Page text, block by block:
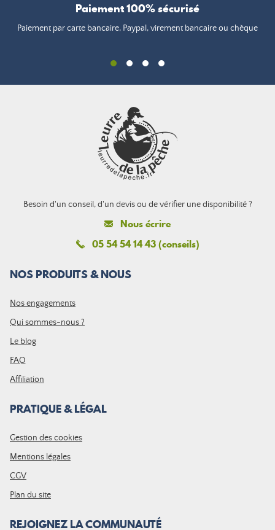
Paiement 100% sécurisé
Paiement par carte bancaire, Paypal, virement bancaire ou chèque
Besoin d'un conseil, d'un devis ou de vérifier une disponibilité ?
Nous écrire
05 54 54 14 43 (conseils)
NOS PRODUITS & NOUS
Nos engagements
Qui sommes-nous ?
Le blog
FAQ
Affiliation
PRATIQUE & LÉGAL
Gestion des cookies
Mentions légales
CGV
Plan du site
REJOIGNEZ LA COMMUNAUTÉ